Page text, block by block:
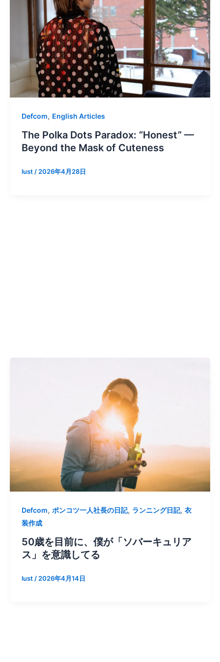
Defcom, English Articles
The Polka Dots Paradox: “Honest” —
Beyond the Mask of Cuteness
lust / 2026年4月28日
Defcom, ポンコツ一人社長の日記, ランニング日記, 衣
装作成
50歳を目前に、僕が「ソバーキュリア
ス」を意識してる
lust / 2026年4月14日